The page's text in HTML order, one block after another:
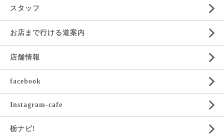
スタッフ
お店まで行ける道案内
店舗情報
facebook
Instagram-cafe
栃ナビ!